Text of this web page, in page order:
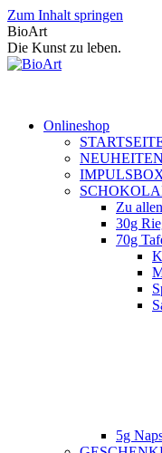
Zum Inhalt springen
BioArt
Die Kunst zu leben.
Onlineshop
NEUHEITEN
Zu
30g
70g
5g